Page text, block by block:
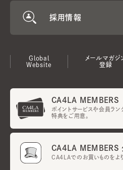
採用情報
Global
Website
メールマガジ
登録
CA4LA MEMBERS
ポイントサービスや会員ラン
特典をご用意。
CA4LA MEMBERS
CA4LAでのお買いものをよ